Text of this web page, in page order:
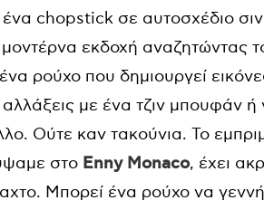
chopstick σε αυτοσχέδιο
εκδοχή αναζητώντας
ρούχο που δημιουργεί
με ένα τζιν μπουφάν
Ούτε καν τακούνια. Το
στο Enny Monaco, έχει
Μπορεί ένα ρούχο να